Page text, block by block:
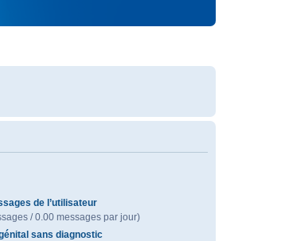
de l’utilisateur
/ 0.00 messages par jour)
sans diagnostic